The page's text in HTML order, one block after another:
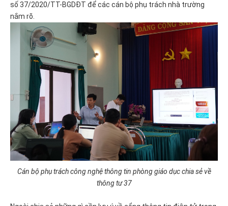
số 37/2020/TT-BGDĐT để các cán bộ phụ trách nhà trường
nắm rõ.
Cán bộ phụ trách công nghệ thông tin phòng giáo dục chia sẻ về
thông tư 37